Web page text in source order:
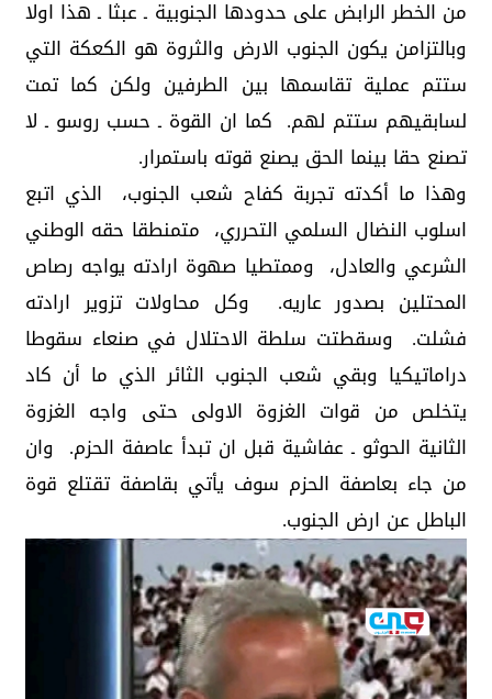
من الخطر الرابض على حدودها الجنوبية ـ عبثا ـ هذا اولا
وبالتزامن يكون الجنوب الارض والثروة هو الكعكة التي
ستتم عملية تقاسمها بين الطرفين ولكن كما تمت
لسابقيهم ستتم لهم. كما ان القوة ـ حسب روسو ـ لا
تصنع حقا بينما الحق يصنع قوته باستمرار.
وهذا ما أكدته تجربة كفاح شعب الجنوب، الذي اتبع
اسلوب النضال السلمي التحرري، متمنطقا حقه الوطني
الشرعي والعادل، وممتطيا صهوة ارادته يواجه رصاص
المحتلين بصدور عاريه. وكل محاولات تزوير ارادته
فشلت. وسقطتت سلطة الاحتلال في صنعاء سقوطا
دراماتيكيا وبقي شعب الجنوب الثائر الذي ما أن كاد
يتخلص من قوات الغزوة الاولى حتى واجه الغزوة
الثانية الحوثو ـ عفاشية قبل ان تبدأ عاصفة الحزم. وان
من جاء بعاصفة الحزم سوف يأتي بقاصفة تقتلع قوة
الباطل عن ارض الجنوب.